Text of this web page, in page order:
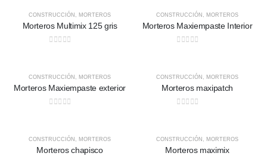
CONSTRUCCIÓN , MORTEROS
Morteros Multimix 125 gris
CONSTRUCCIÓN , MORTEROS
Morteros Maxiempaste Interior
CONSTRUCCIÓN , MORTEROS
Morteros Maxiempaste exterior
CONSTRUCCIÓN , MORTEROS
Morteros maxipatch
CONSTRUCCIÓN , MORTEROS
Morteros chapisco
CONSTRUCCIÓN , MORTEROS
Morteros maximix